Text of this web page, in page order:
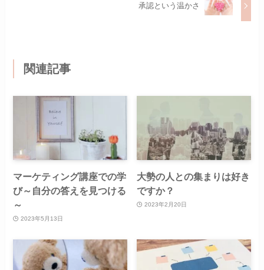
承認という温かさ
関連記事
マーケティング講座での学
び～自分の答えを見つける
～
2023年5月13日
大勢の人との集まりは好き
ですか？
2023年2月20日